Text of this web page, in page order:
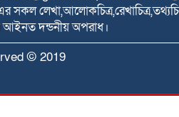
সকল
দন্ডনীয় অপরাধ।
© 2019